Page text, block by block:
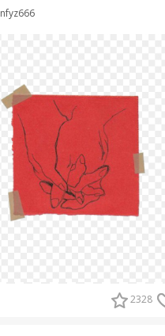
nfyz666
2328